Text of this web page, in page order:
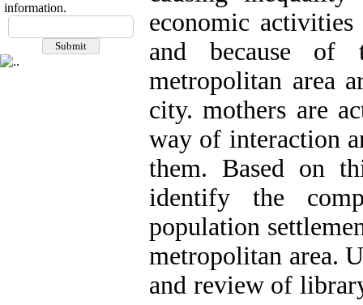
information.
economic
and because
metropolitan area
city. mothers are
way of interaction
them. Based on
identify the
population
metropolitan area.
and review of